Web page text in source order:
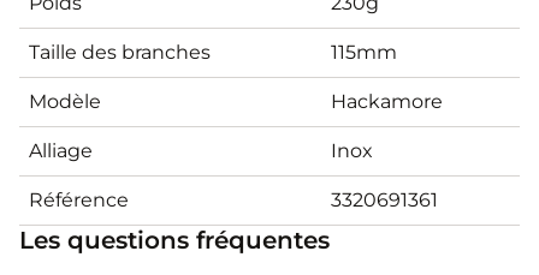
Taille des branches 115mm
Modèle Hackamore
Alliage Inox
Référence 3320691361
Les questions fréquentes